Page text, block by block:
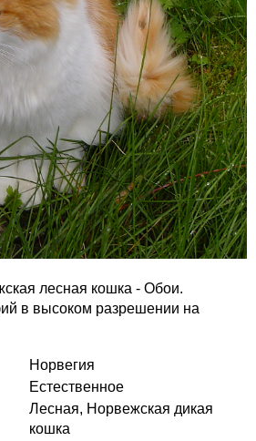
лесная кошка - Обои.
в высоком разрешении на
Норвегия
Естественное
Лесная, Норвежская дикая
кошка